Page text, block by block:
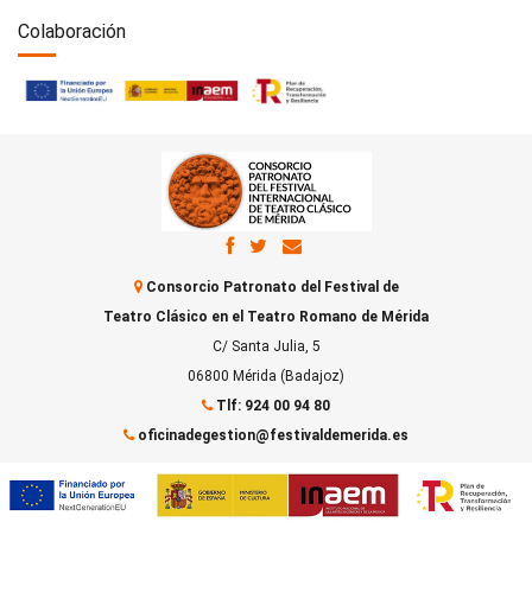
Colaboración
Consorcio Patronato del Festival de
Teatro Clásico en el Teatro Romano de Mérida
C/ Santa Julia, 5
06800 Mérida (Badajoz)
Tlf: 924 00 94 80
oficinadegestion@festivaldemerida.es